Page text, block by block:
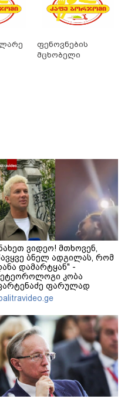
ფენოვნების
მცხობელი
ვიდეო! მთხოვენ,
ბნელ ადგილას, რომ
დამარტყან" -
კობა
ფარულად
კადრებს